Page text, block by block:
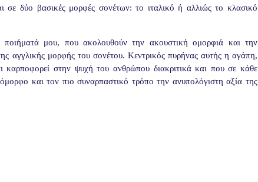
σε δύο βασικές μορφές σονέτων: το ιταλικό ή αλλιώς το κλασικό
ποιήματά μου, που ακολουθούν την ακουστική ομορφιά και την
αγγλικής μορφής του σονέτου. Κεντρικός πυρήνας αυτής η αγάπη,
καρποφορεί στην ψυχή του ανθρώπου διακριτικά και που σε κάθε
και τον πιο συναρπαστικό τρόπο την ανυπολόγιστη αξία της